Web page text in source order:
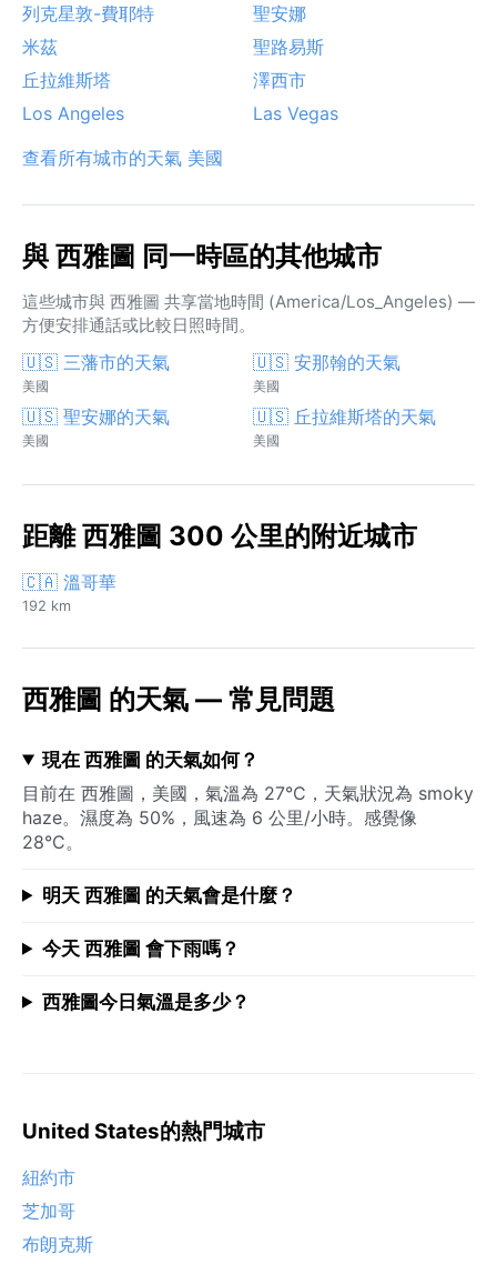
列克星敦-費耶特
聖安娜
米茲
聖路易斯
丘拉維斯塔
澤西市
Los Angeles
Las Vegas
查看所有城市的天氣 美國
與 西雅圖 同一時區的其他城市
這些城市與 西雅圖 共享當地時間 (America/Los_Angeles) —
方便安排通話或比較日照時間。
🇺🇸 三藩市的天氣
美國
🇺🇸 安那翰的天氣
美國
🇺🇸 聖安娜的天氣
美國
🇺🇸 丘拉維斯塔的天氣
美國
距離 西雅圖 300 公里的附近城市
🇨🇦 溫哥華
192 km
西雅圖 的天氣 — 常見問題
現在 西雅圖 的天氣如何？
目前在 西雅圖，美國，氣溫為 27°C，天氣狀況為 smoky
haze。濕度為 50%，風速為 6 公里/小時。感覺像
28°C。
明天 西雅圖 的天氣會是什麼？
今天 西雅圖 會下雨嗎？
西雅圖今日氣溫是多少？
United States的熱門城市
紐約市
芝加哥
布朗克斯